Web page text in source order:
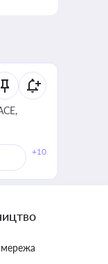
+10
мережа